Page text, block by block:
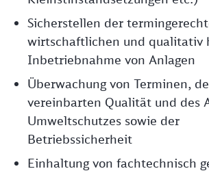
Sicherstellen der
wirtschaftlichen und qualitativ
Inbetriebnahme von Anlagen
Überwachung von Terminen,
vereinbarten Qualität und des
Umweltschutzes sowie der
Betriebssicherheit
Einhaltung von fachtechnisch